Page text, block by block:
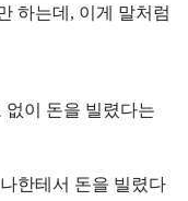
하는데, 이게 말처럼
이 돈을 빌렸다는
한테서 돈을 빌렸다